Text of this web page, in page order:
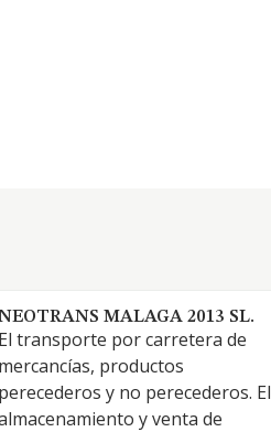
MALAGA 2013 SL.
El transporte por carretera de
mercancías, productos
perecederos y no perecederos. El
y venta de